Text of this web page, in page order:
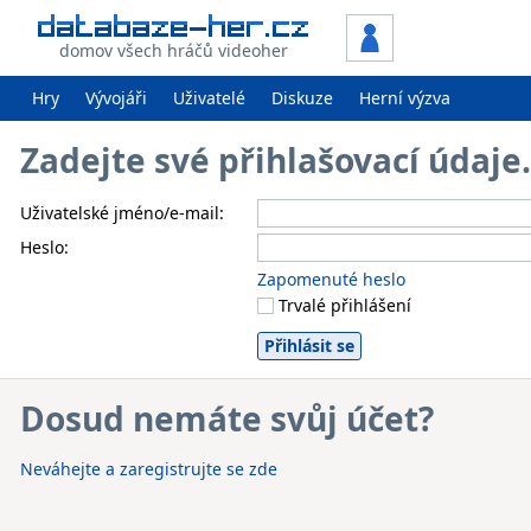
domov všech hráčů videoher
Hry Vývojáři Uživatelé Diskuze Herní výzva
Zadejte své přihlašovací
Uživatelské jméno/e-mail:
Heslo:
Zapomenuté heslo
Trvalé přihlášení
Dosud nemáte svůj účet?
Neváhejte a zaregistrujte se zde